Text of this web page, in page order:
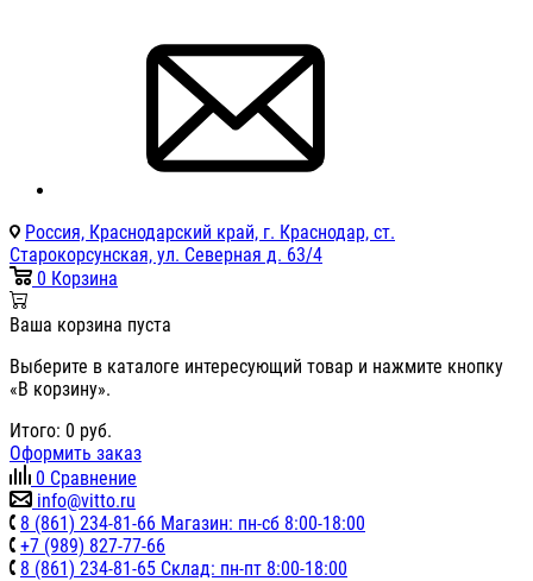
Россия, Краснодарский край, г. Краснодар, ст.
Старокорсунская, ул. Северная д. 63/4
0 Корзина
Ваша корзина пуста
Выберите в каталоге интересующий товар и нажмите кнопку
«В корзину».
Итого: 0 руб.
Оформить заказ
0 Сравнение
info@vitto.ru
8 (861) 234-81-66 Магазин: пн-сб 8:00-18:00
+7 (989) 827-77-66
8 (861) 234-81-65 Склад: пн-пт 8:00-18:00